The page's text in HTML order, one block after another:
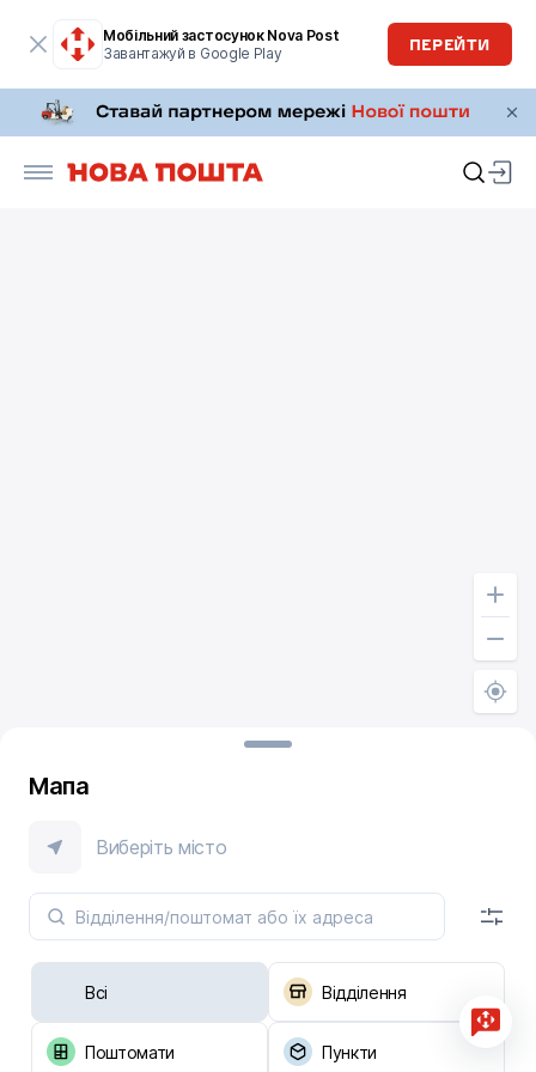
Мобільний застосунок Nova Post
Завантажуй в Google Play
ПЕРЕЙТИ
Мапа
Виберіть місто
Всі Відділення
Поштомати Пункти